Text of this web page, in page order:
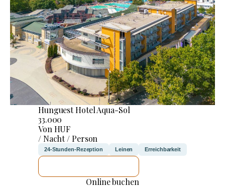
Hunguest Hotel Aqua-Sol
33.000
Von HUF
/ Nacht / Person
24-Stunden-Rezeption Leinen Erreichbarkeit
Online buchen